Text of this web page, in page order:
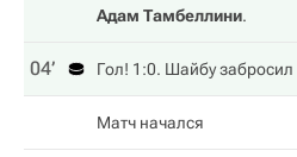
Адам Тамбеллини.
04‎’‎ Гол! 1:0. Шайбу забросил
Матч начался